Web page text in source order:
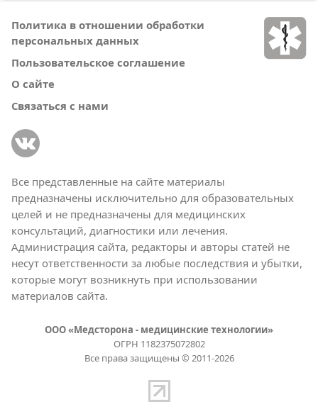
Политика в отношении обработки
персональных данных
Пользовательское соглашение
О сайте
Связаться с нами
Все представленные на сайте материалы
предназначены исключительно для образовательных
целей и не предназначены для медицинских
консультаций, диагностики или лечения.
Администрация сайта, редакторы и авторы статей не
несут ответственности за любые последствия и убытки,
которые могут возникнуть при использовании
материалов сайта.
ООО «Медсторона - медицинские технологии»
ОГРН 1182375072802
Все права защищены © 2011-2026